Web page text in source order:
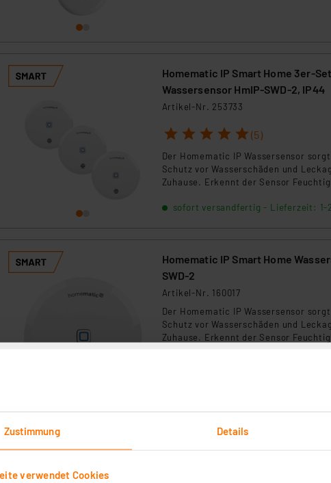
Zustimmung Details
verwendet Cookies
Homematic IP Smart Home 3er-Set
Wassersensor HmIP-SWD-2, IP44
Artikel-Nr. 253733
1 2 3 4 5 (5)
Der Homematic IP Wassersensor
Schutz vor Wasserschäden und
Zuhause. Erkennt der Sensor
sodass Sie sofort reagieren und
sofort versandfertig - Lieferzeit: 1-
Homematic IP Smart Home
SWD-2
Artikel-Nr. 160017
Der Homematic IP Wassersensor
Schutz vor Wasserschäden und
Zuhause. Erkennt der Sensor